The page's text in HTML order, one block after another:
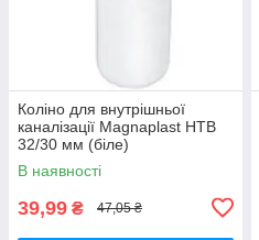
Коліно для внутрішньої
каналізації Magnaplast HTB
32/30 мм (біле)
В наявності
39,99 ₴ 47,05 ₴